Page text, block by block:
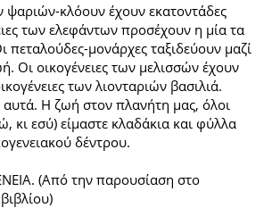
ψαριών-κλόουν έχουν εκατοντάδες
των ελεφάντων προσέχουν η μία τα
πεταλούδες-μονάρχες ταξιδεύουν μαζί
Οι οικογένειες των μελισσών έχουν
των λιονταριών βασιλιά.
αυτά. Η ζωή στον πλανήτη μας, όλοι
κι εσύ) είμαστε κλαδάκια και φύλλα
δέντρου.
(Από την παρουσίαση στο